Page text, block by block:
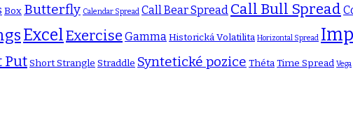
Box Butterfly Calendar Spread Call Bear Spread Call Bull Spread
ExcelExercise GammaHistorická Volatilita Horizontal Spread
PutShort Strangle Straddle Syntetické pozice ThétaTime Spread Vega